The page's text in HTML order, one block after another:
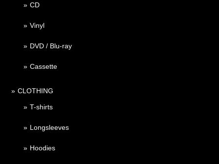
CD
Vinyl
DVD / Blu-ray
Cassette
CLOTHING
T-shirts
Longsleeves
Hoodies